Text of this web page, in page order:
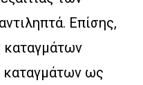
Επίσης,
καταγμάτων
καταγμάτων ως